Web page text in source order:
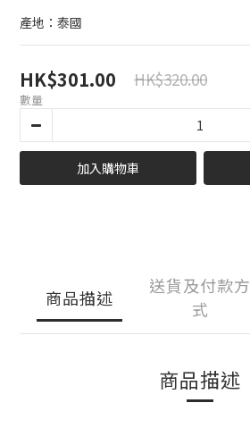
產地：泰國
HK$301.00 HK$320.00
數量
加入購物車
商品描述
送貨及付款方
式
商品描述